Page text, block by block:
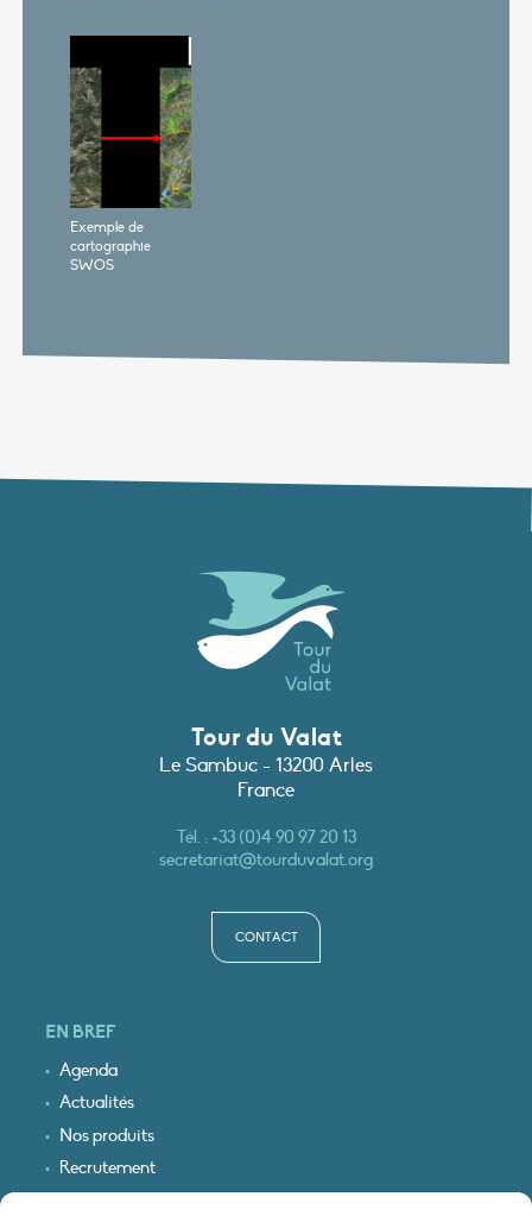
Exemple de
cartographie
SWOS
Tour du Valat
Le Sambuc - 13200 Arles
France
Tél. :+33 (0)4 90 97 20 13
secretariat@tourduvalat.org
CONTACT
EN BREF
Agenda
Actualités
Nos produits
Recrutement